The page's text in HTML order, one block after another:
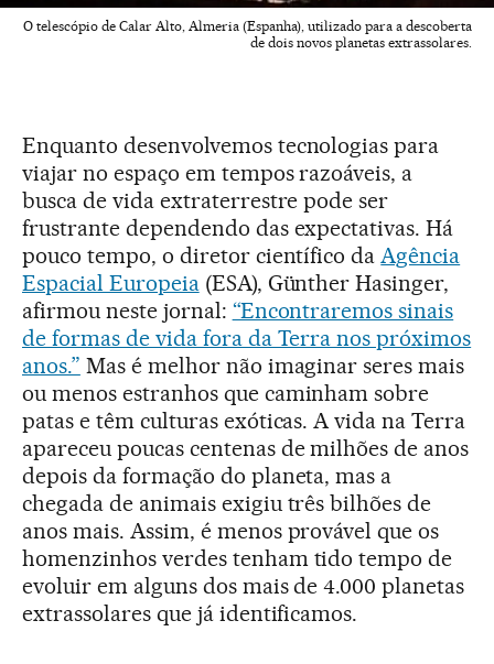
O telescópio de Calar Alto, Almeria (Espanha), utilizado para a descoberta
de dois novos planetas extrassolares.
Enquanto desenvolvemos tecnologias para
viajar no espaço em tempos razoáveis, a
busca de vida extraterrestre pode ser
frustrante dependendo das expectativas. Há
pouco tempo, o diretor científico daAgência
Espacial Europeia(ESA), Günther Hasinger,
afirmou neste jornal: “Encontraremos sinais
de formas de vida fora da Terra nos próximos
anos.” Mas é melhor não imaginar seres mais
ou menos estranhos que caminham sobre
patas e têm culturas exóticas. A vida na Terra
apareceu poucas centenas de milhões de anos
depois da formação do planeta, mas a
chegada de animais exigiu três bilhões de
anos mais. Assim, é menos provável que os
homenzinhos verdes tenham tido tempo de
evoluir em alguns dos mais de 4.000 planetas
extrassolares que já identificamos.